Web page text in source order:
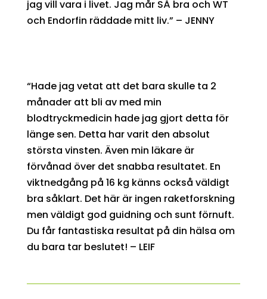
jag vill vara i livet. Jag mår SÅ bra och WT
och Endorfin räddade mitt liv.” – JENNY
“Hade jag vetat att det bara skulle ta 2
månader att bli av med min
blodtryckmedicin hade jag gjort detta för
länge sen. Detta har varit den absolut
största vinsten. Även min läkare är
förvånad över det snabba resultatet. En
viktnedgång på 16 kg känns också väldigt
bra såklart. Det här är ingen raketforskning
men väldigt god guidning och sunt förnuft.
Du får fantastiska resultat på din hälsa om
du bara tar beslutet! – LEIF